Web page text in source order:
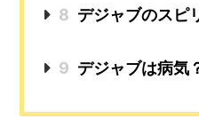
8 デジャブのスピ
9 デジャブは病気